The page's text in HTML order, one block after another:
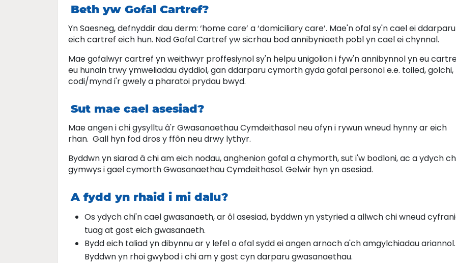
Beth yw Gofal Cartref?
Yn Saesneg, defnyddir dau derm: ‘home care’ a ‘domiciliary care’. Mae'n ofal sy'n cael ei
eich cartref eich hun. Nod Gofal Cartref yw sicrhau bod annibyniaeth pobl yn cael ei chynnal.
Mae gofalwyr cartref yn weithwyr proffesiynol sy'n helpu unigolion i fyw'n annibynnol yn eu
eu hunain trwy ymweliadau dyddiol, gan ddarparu cymorth gyda gofal personol e.e. toiled, golchi,
codi/mynd i'r gwely a pharatoi prydau bwyd.
Sut mae cael asesiad?
Mae angen i chi gysylltu â'r Gwasanaethau Cymdeithasol neu ofyn i rywun wneud hynny ar eich
rhan. Gall hyn fod dros y ffôn neu drwy lythyr.
Byddwn yn siarad â chi am eich nodau, anghenion gofal a chymorth, sut i'w bodloni, ac a ydych
gymwys i gael cymorth Gwasanaethau Cymdeithasol. Gelwir hyn yn asesiad.
A fydd yn rhaid i mi dalu?
Os ydych chi'n cael gwasanaeth, ar ôl asesiad, byddwn yn ystyried a allwch chi wneud
tuag at gost eich gwasanaeth.
Bydd eich taliad yn dibynnu ar y lefel o ofal sydd ei angen arnoch a'ch amgylchiadau ariannol.
Byddwn yn rhoi gwybod i chi am y gost cyn darparu gwasanaethau.